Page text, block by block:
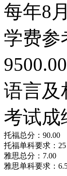
院系
伦敦
社会
理与
与社
言与
每年8
学费参
语言及
考试成
托福总分：90.00
托福单科要求：25
雅思总分：7.00
雅思单科要求：